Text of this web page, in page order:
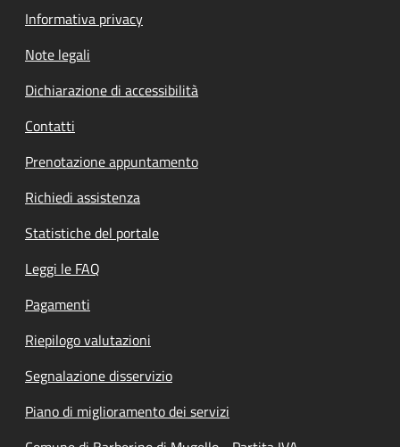
Informativa privacy
Note legali
Dichiarazione di accessibilità
Contatti
Prenotazione appuntamento
Richiedi assistenza
Statistiche del portale
Leggi le FAQ
Pagamenti
Riepilogo valutazioni
Segnalazione disservizio
Piano di miglioramento dei servizi